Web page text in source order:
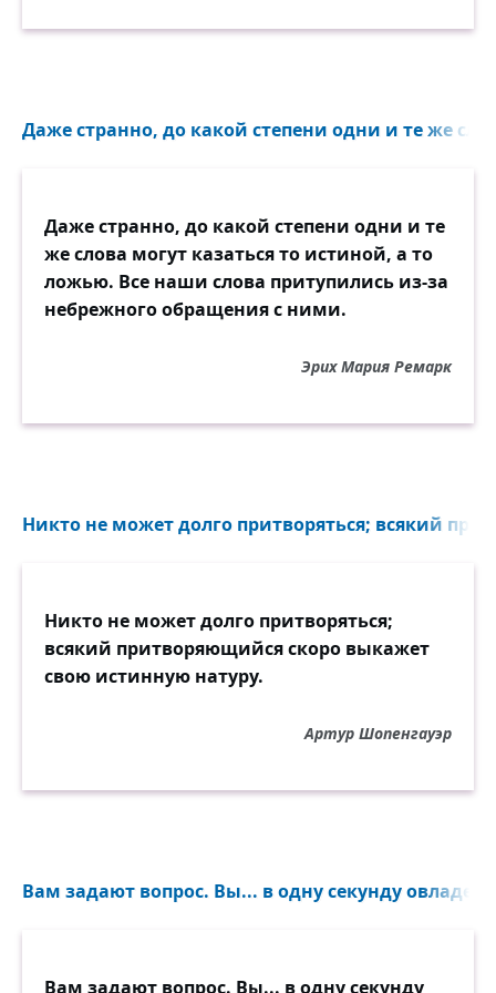
Даже странно, до какой степени одни и те же
Даже странно, до какой степени одни и те
же слова могут казаться то истиной, а то
ложью. Все наши слова притупились из-за
небрежного обращения с ними.
Эрих Мария Ремарк
Никто не может долго притворяться; всякий
Никто не может долго притворяться;
всякий притворяющийся скоро выкажет
свою истинную натуру.
Артур Шопенгауэр
Вам задают вопрос. Вы... в одну секунду
Вам задают вопрос. Вы... в одну секунду